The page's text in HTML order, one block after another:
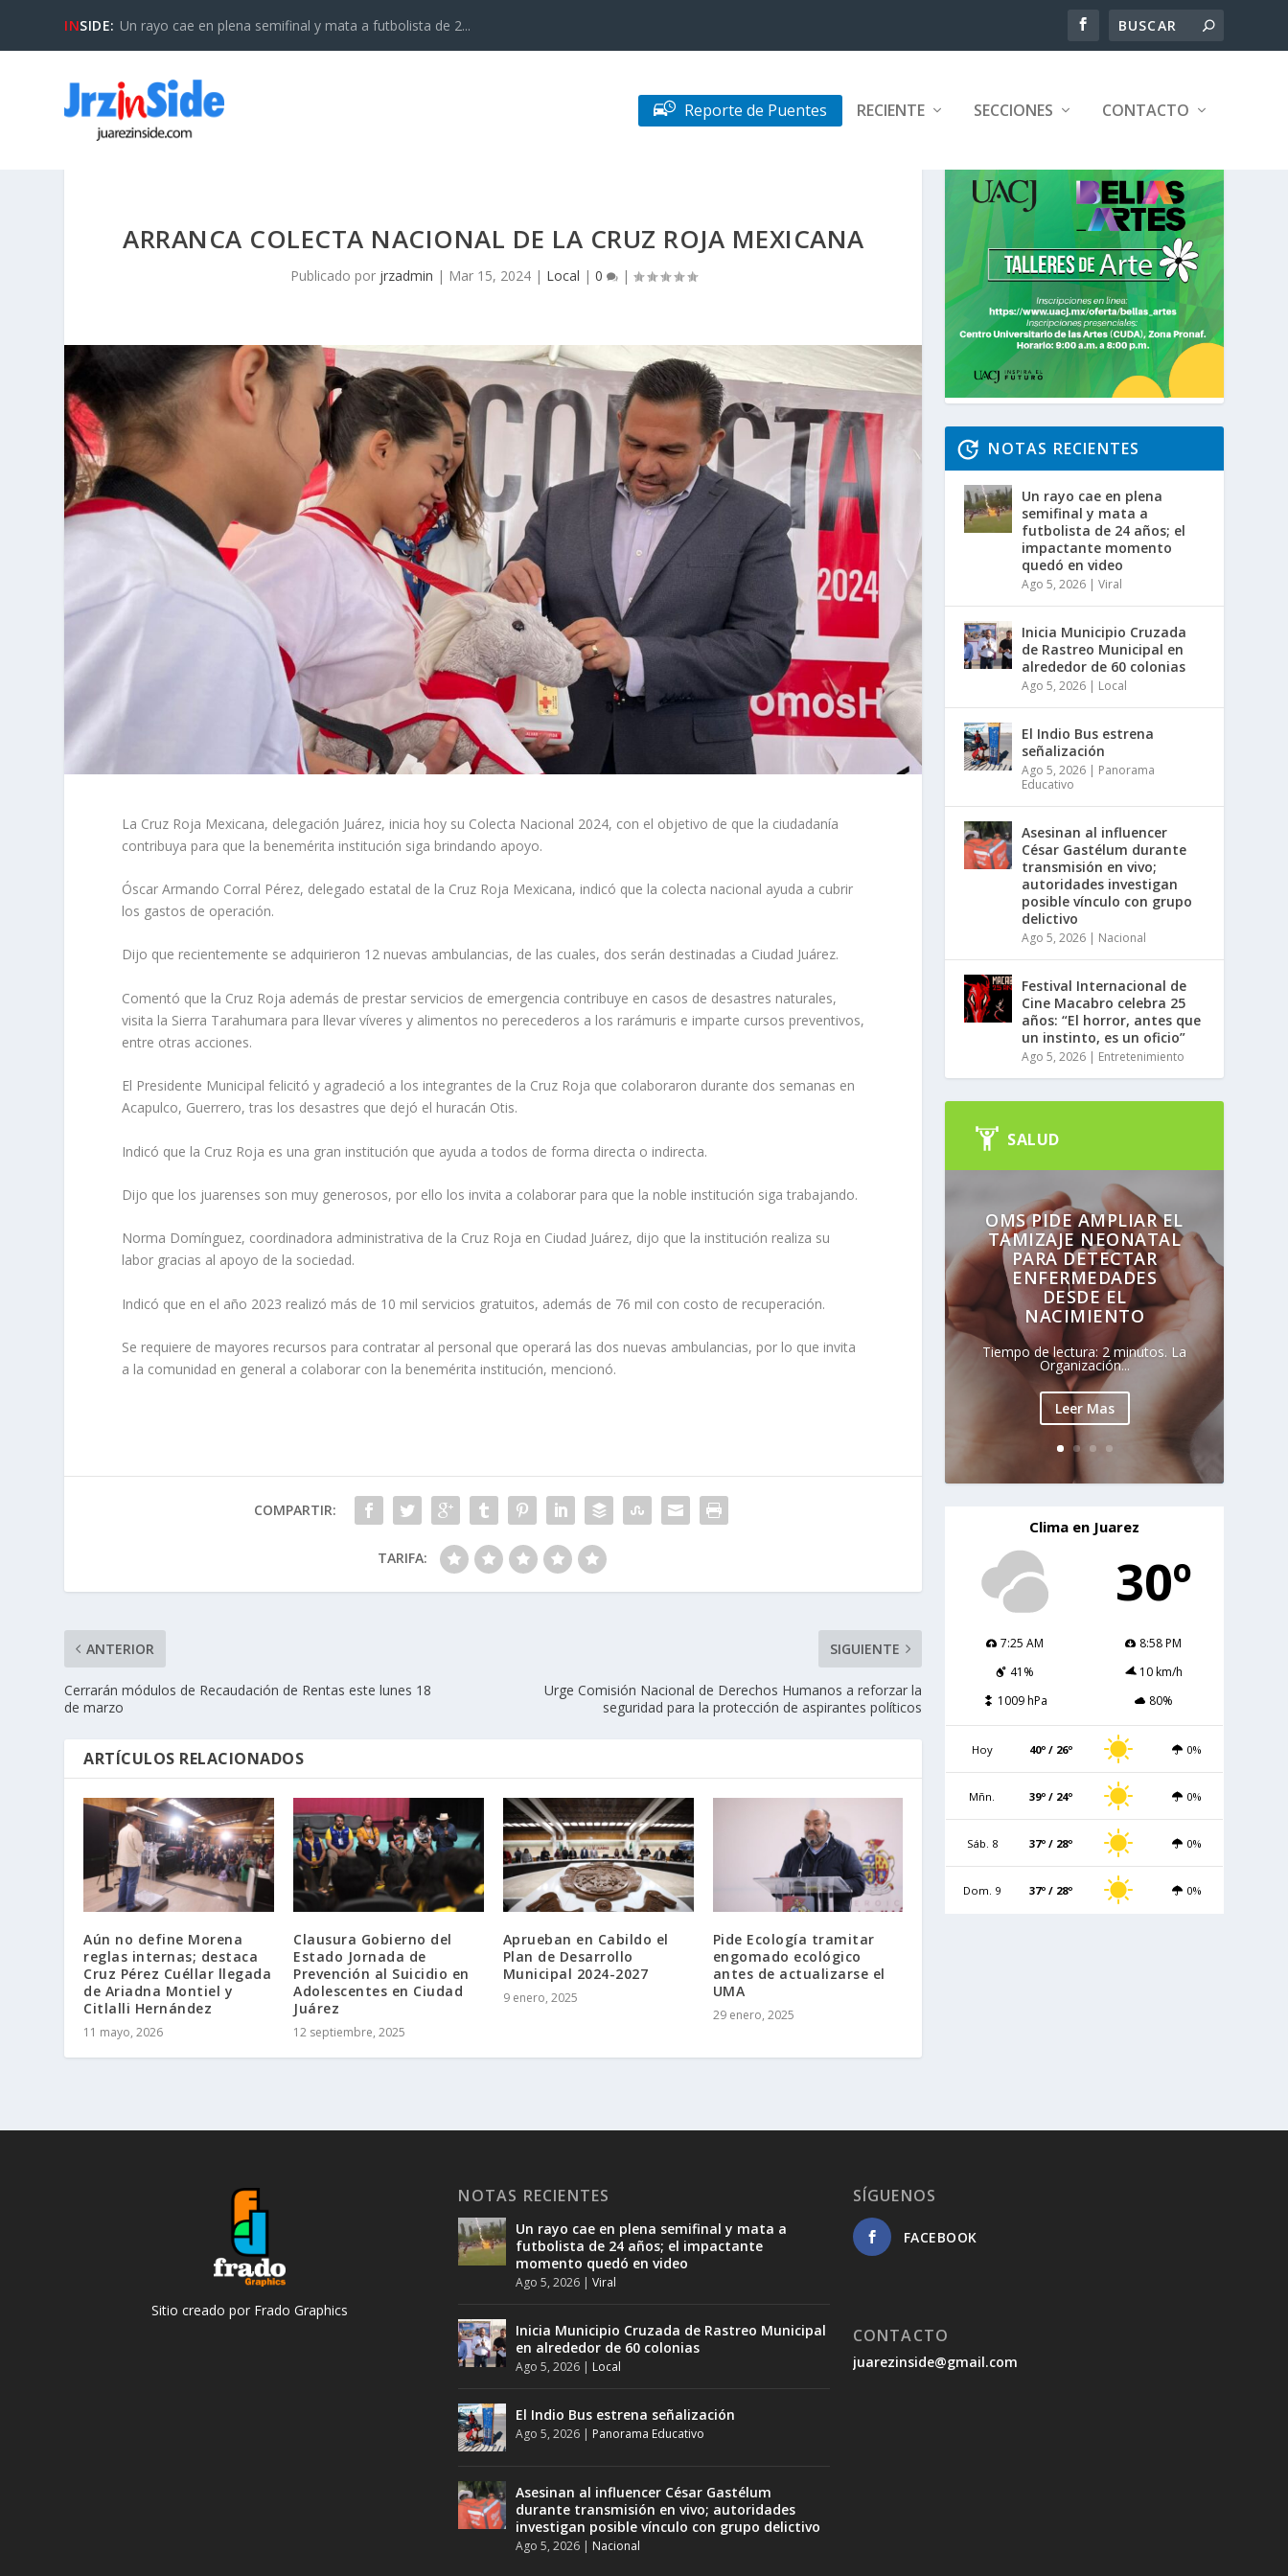
INSIDE: Un rayo cae en plena semifinal y mata a futbolista de 2...
Reporte de Puentes RECIENTE SECCIONES CONTACTO
ARRANCA COLECTA NACIONAL DE LA CRUZ ROJA MEXICANA
Publicado por jrzadmin | Mar 15, 2024| Local | 0 |
La Cruz Roja Mexicana, delegación Juárez, inicia hoy su Colecta Nacional 2024, con el objetivo de que la ciudadanía
contribuya para que la benemérita institución siga brindando apoyo.
Óscar Armando Corral Pérez, delegado estatal de la Cruz Roja Mexicana, indicó que la colecta nacional ayuda a cubrir
los gastos de operación.
Dijo que recientemente se adquirieron 12 nuevas ambulancias, de las cuales, dos serán destinadas a Ciudad Juárez.
Comentó que la Cruz Roja además de prestar servicios de emergencia contribuye en casos de desastres naturales,
visita la Sierra Tarahumara para llevar víveres y alimentos no perecederos a los rarámuris e imparte cursos preventivos,
entre otras acciones.
El Presidente Municipal felicitó y agradeció a los integrantes de la Cruz Roja que colaboraron durante dos semanas en
Acapulco, Guerrero, tras los desastres que dejó el huracán Otis.
Indicó que la Cruz Roja es una gran institución que ayuda a todos de forma directa o indirecta.
Dijo que los juarenses son muy generosos, por ello los invita a colaborar para que la noble institución siga trabajando.
Norma Domínguez, coordinadora administrativa de la Cruz Roja en Ciudad Juárez, dijo que la institución realiza su
labor gracias al apoyo de la sociedad.
Indicó que en el año 2023 realizó más de 10 mil servicios gratuitos, además de 76 mil con costo de recuperación.
Se requiere de mayores recursos para contratar al personal que operará las dos nuevas ambulancias, por lo que invita
a la comunidad en general a colaborar con la benemérita institución, mencionó.
COMPARTIR:
TARIFA:
ANTERIOR
Cerrarán módulos de Recaudación de Rentas este lunes 18
de marzo
SIGUIENTE
Urge Comisión Nacional de Derechos Humanos a reforzar la
seguridad para la protección de aspirantes políticos
ARTÍCULOS RELACIONADOS
Aún no define Morena
reglas internas; destaca
Cruz Pérez Cuéllar llegada
de Ariadna Montiel y
Citlalli Hernández
11 mayo, 2026
Clausura Gobierno del
Estado Jornada de
Prevención al Suicidio en
Adolescentes en Ciudad
Juárez
12 septiembre, 2025
Aprueban en Cabildo el
Plan de Desarrollo
Municipal 2024-2027
9 enero, 2025
Pide Ecología tramitar
engomado ecológico
antes de actualizarse el
UMA
29 enero, 2025
NOTAS RECIENTES
Un rayo cae en plena
semifinal y mata a
futbolista de 24 años; el
impactante momento
quedó en video
Ago 5, 2026 |Viral
Inicia Municipio Cruzada
de Rastreo Municipal en
alrededor de 60 colonias
Ago 5, 2026 | Local
El Indio Bus estrena
señalización
Ago 5, 2026 | Panorama
Educativo
Asesinan al influencer
César Gastélum durante
transmisión en vivo;
autoridades investigan
posible vínculo con grupo
delictivo
Ago 5, 2026 | Nacional
Festival Internacional de
Cine Macabro celebra 25
años: “El horror, antes que
un instinto, es un oficio”
Ago 5, 2026 | Entretenimiento
SALUD
OMS PIDE AMPLIAR EL
TAMIZAJE NEONATAL
PARA DETECTAR
ENFERMEDADES
DESDE EL
NACIMIENTO
Tiempo de lectura: 2 minutos. La
Organización...
Leer Mas
Clima en Juarez
30º
7:25 AM
8:58 PM
41%
10 km/h
1009 hPa
80%
Hoy 40º / 26º 0%
Mñn. 39º / 24º 0%
Sáb. 8 37º / 28º 0%
Dom. 9 37º / 28º 0%
Sitio creado por Frado Graphics
NOTAS RECIENTES
Un rayo cae en plena semifinal y mata a
futbolista de 24 años; el impactante
momento quedó en video
Ago 5, 2026 |Viral
Inicia Municipio Cruzada de Rastreo Municipal
en alrededor de 60 colonias
Ago 5, 2026 | Local
El Indio Bus estrena señalización
Ago 5, 2026 | Panorama Educativo
Asesinan al influencer César Gastélum
durante transmisión en vivo; autoridades
investigan posible vínculo con grupo delictivo
Ago 5, 2026 | Nacional
SÍGUENOS
FACEBOOK
CONTACTO
juarezinside@gmail.com